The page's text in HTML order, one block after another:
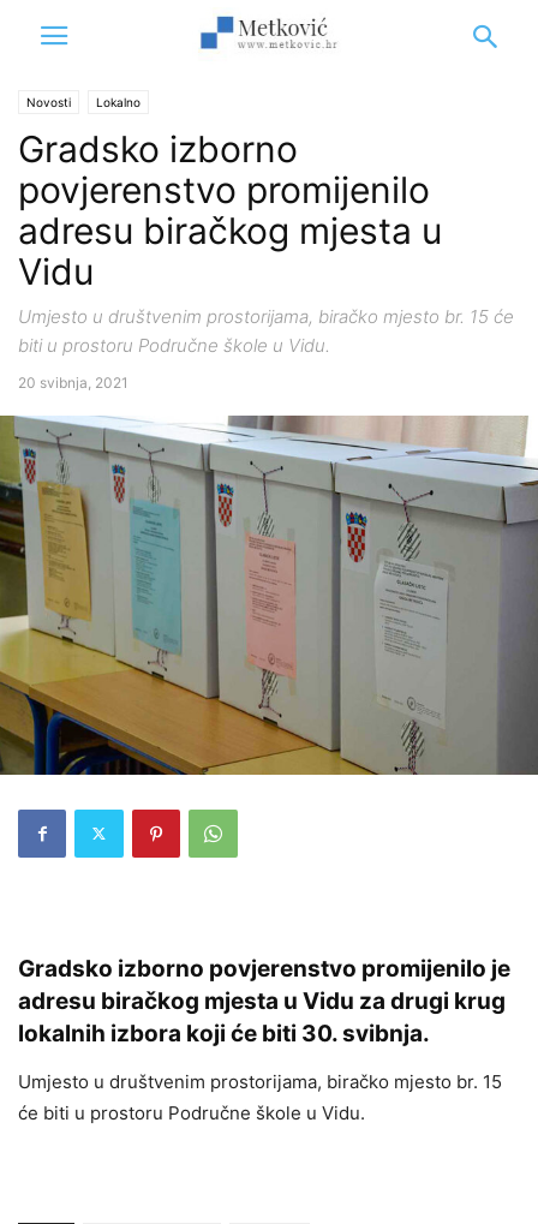
Novosti Lokalno
Gradsko izborno
povjerenstvo promijenilo
adresu biračkog mjesta u
Vidu
Umjesto u društvenim prostorijama, biračko mjesto br. 15 će
biti u prostoru Područne škole u Vidu.
20 svibnja, 2021
Gradsko izborno povjerenstvo promijenilo je
adresu biračkog mjesta u Vidu za drugi krug
lokalnih izbora koji će biti 30. svibnja.
Umjesto u društvenim prostorijama, biračko mjesto br. 15
će biti u prostoru Područne škole u Vidu.